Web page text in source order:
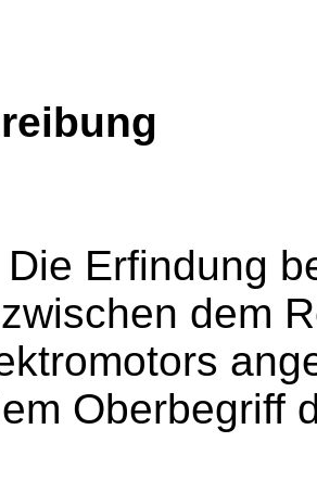
Die Erfindung
dem
Oberbegriff